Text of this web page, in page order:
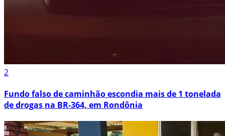
2
Fundo falso de caminhão escondia mais de 1 tonelada
de drogas na BR-364, em Rondônia